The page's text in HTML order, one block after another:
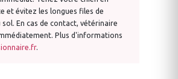
et évitez les longues files de
sol. En cas de contact, vétérinaire
Plus d'informations
.